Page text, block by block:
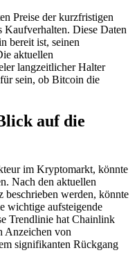
Preise der kurzfristigen
Diese Daten
bereit ist, seinen
aktuellen
langzeitlicher Halter
sein, ob Bitcoin die
auf die
im Kryptomarkt, könnte
Nach den aktuellen
werden, könnte
wichtige aufsteigende
Trendlinie hat Chainlink
Anzeichen von
signifikanten Rückgang